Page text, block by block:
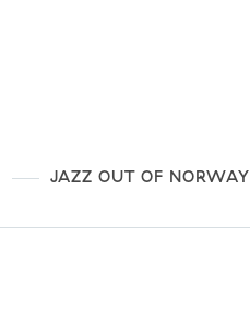
JAZZ OUT OF NORWAY